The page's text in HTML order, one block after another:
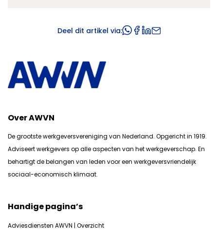
Deel dit artikel via:
Over AWVN
De grootste werkgeversvereniging van Nederland. Opgericht in 1919.
Adviseert werkgevers op alle aspecten van het werkgeverschap. En
behartigt de belangen van leden voor een werkgeversvriendelijk
sociaal-economisch klimaat.
Handige pagina’s
Adviesdiensten AWVN | Overzicht